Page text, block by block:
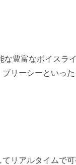
な豊富なボイスラ
リーシーといっ
リアルタイムで